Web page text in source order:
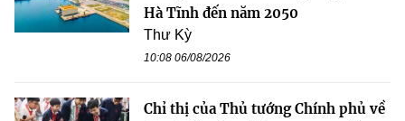
Hà Tĩnh đến năm 2050
Thư Kỳ
10:08 06/08/2026
Chỉ thị của Thủ tướng Chính phủ về